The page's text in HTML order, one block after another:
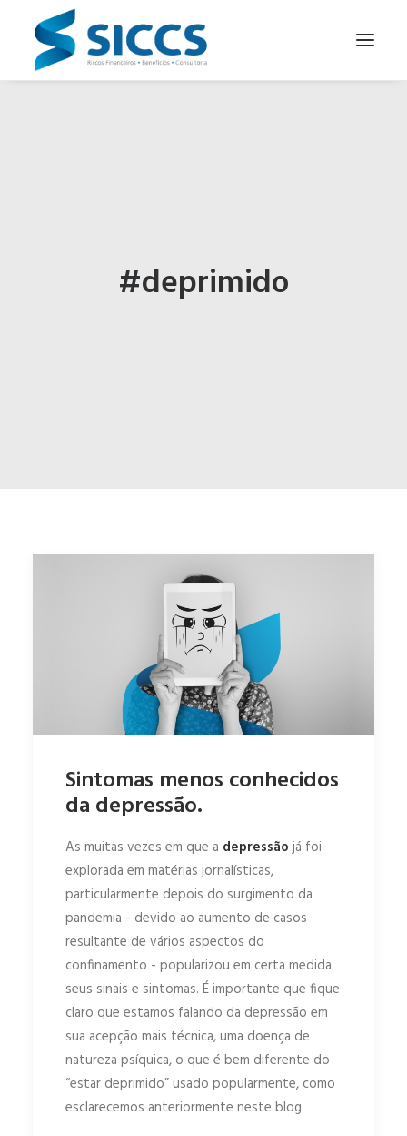
#deprimido
Sintomas menos conhecidos
da depressão.
As muitas vezes em que a depressãojá foi
explorada em matérias jornalísticas,
particularmente depois do surgimento da
pandemia - devido ao aumento de casos
resultante de vários aspectos do
confinamento - popularizou em certa medida
seus sinais e sintomas. É importante que fique
claro que estamos falando da depressão em
sua acepção mais técnica, uma doença de
natureza psíquica, o que é bem diferente do
“estar deprimido” usado popularmente, como
esclarecemos anteriormente neste blog.